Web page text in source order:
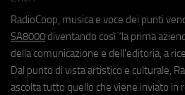
RadioCoop, musica e voce dei punti
SA8000 diventando così "la prima
della comunicazione e dell'editoria, a
Dal punto di vista artistico e culturale,
ascolta tutto quello che viene inviato in